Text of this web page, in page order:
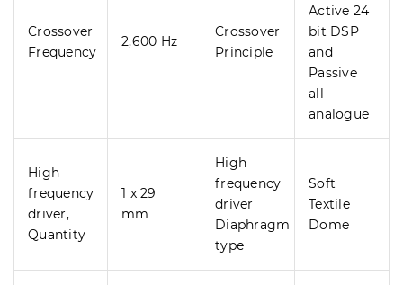
Crossover
Frequency
2,600 Hz
Crossover
Principle
Active 24
bit DSP
and
Passive
all
analogue
High
frequency
driver,
Quantity
1 x 29
mm
High
frequency
driver
Diaphragm
type
Soft
Textile
Dome